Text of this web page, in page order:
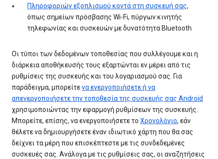
Πληροφοριών εξοπλισμού κοντά στη συσκευή σας,
όπως σημείων πρόσβασης Wi-Fi, πύργων κινητής
τηλεφωνίας και συσκευών με δυνατότητα Bluetooth
Οι τύποι των δεδομένων τοποθεσίας που συλλέγουμε και η
διάρκεια αποθήκευσής τους εξαρτώνται εν μέρει από τις
ρυθμίσεις της συσκευής και του λογαριασμού σας. Για
παράδειγμα, μπορείτενα ενεργοποιήσετε ή να
απενεργοποιήσετε την τοποθεσία της συσκευής σας Android
χρησιμοποιώντας την εφαρμογή ρυθμίσεων της συσκευής.
Μπορείτε, επίσης, να ενεργοποιήσετε το Χρονολόγιο, εάν
θέλετε να δημιουργήσετε έναν ιδιωτικό χάρτη που θα σας
δείχνει τα μέρη που επισκέπτεστε με τις συνδεδεμένες
συσκευές σας. Ανάλογα με τις ρυθμίσεις σας, οι αναζητήσεις